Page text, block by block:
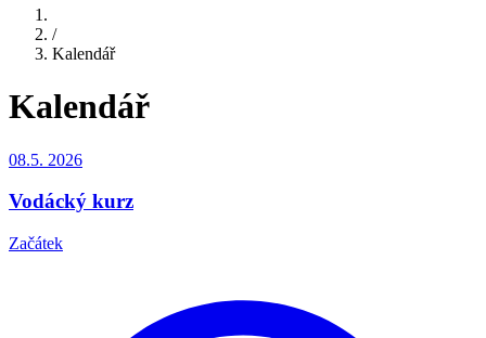
/
Kalendář
Kalendář
08.5. 2026
Vodácký kurz
Začátek